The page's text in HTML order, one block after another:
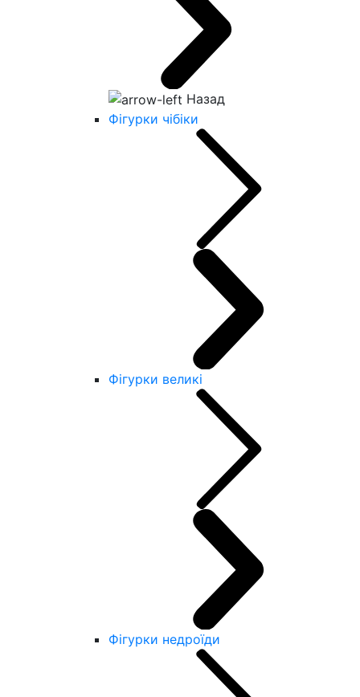
Назад
Фігурки чібіки
Фігурки великі
Фігурки недроїди